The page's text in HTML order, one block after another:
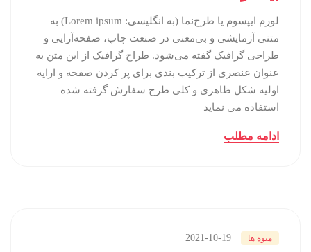
لورم ایپسوم یا طرح‌نما (به انگلیسی: Lorem ipsum) به
متنی آزمایشی و بی‌معنی در صنعت چاپ، صفحه‌آرایی و
طراحی گرافیک گفته می‌شود. طراح گرافیک از این متن به
عنوان عنصری از ترکیب بندی برای پر کردن صفحه و ارایه
اولیه شکل ظاهری و کلی طرح سفارش گرفته شده
استفاده می نماید
ادامه مطلب
میوه ها 2021-10-19